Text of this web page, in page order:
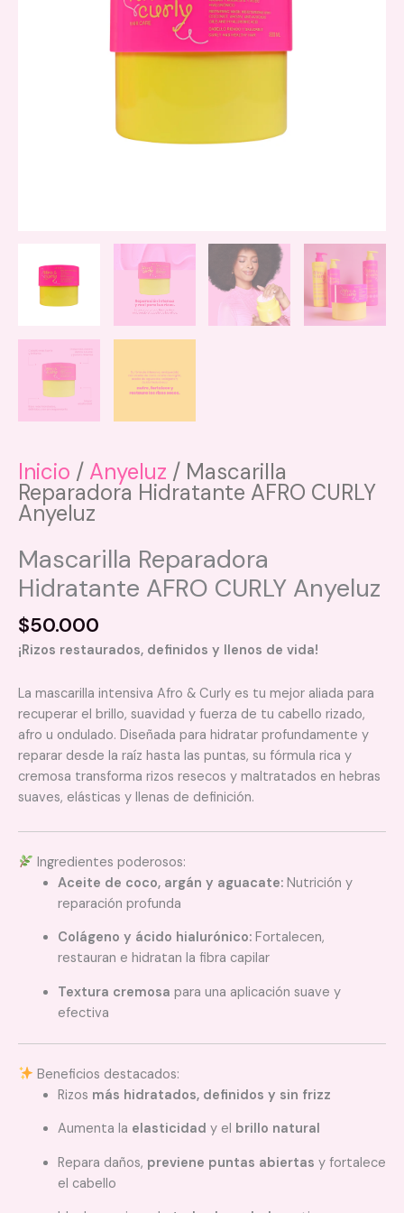
Inicio / Anyeluz / Mascarilla
Reparadora Hidratante AFRO CURLY
Anyeluz
Mascarilla Reparadora
Hidratante AFRO CURLY Anyeluz
$50.000
¡Rizos restaurados, definidos y llenos de vida!
La mascarilla intensiva Afro & Curly es tu mejor aliada para
recuperar el brillo, suavidad y fuerza de tu cabello rizado,
afro u ondulado. Diseñada para hidratar profundamente y
reparar desde la raíz hasta las puntas, su fórmula rica y
cremosa transforma rizos resecos y maltratados en hebras
suaves, elásticas y llenas de definición.
Ingredientes poderosos:
Aceite de coco, argán y aguacate:Nutrición y
reparación profunda
Colágeno y ácido hialurónico:Fortalecen,
restauran e hidratan la fibra capilar
Textura cremosa para una aplicación suave y
efectiva
Beneficios destacados:
Rizos más hidratados, definidos y sin frizz
Aumenta la elasticidad y el brillo natural
Repara daños, previene puntas abiertas y fortalece
el cabello